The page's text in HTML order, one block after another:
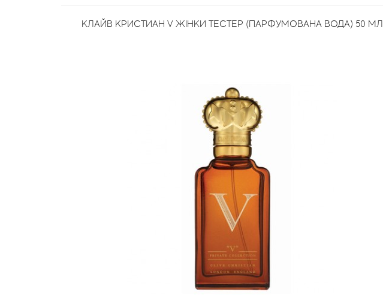
КЛАЙВ КРИСТИАН V ЖІНКИ ТЕСТЕР (ПАРФУМОВАНА ВОДА) 50 МЛ